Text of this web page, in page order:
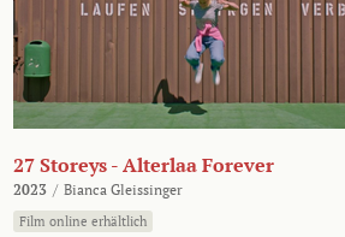
27 Storeys - Alterlaa Forever
2023 / Bianca Gleissinger
Film online erhältlich